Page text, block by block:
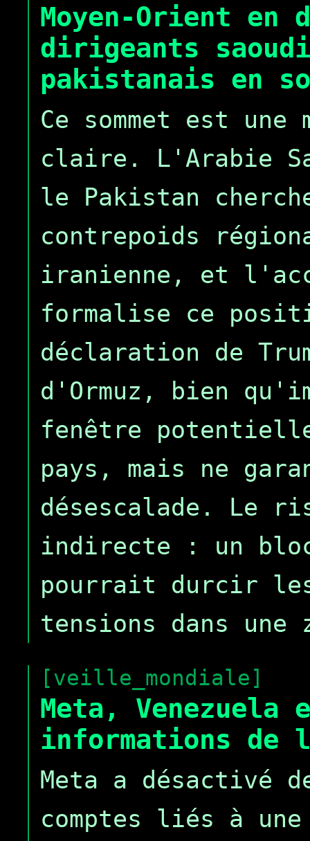
Moyen-Orient
dirigeants
pakistanais en
Ce sommet est
claire. L'Arabie
le Pakistan
contrepoids
iranienne, et
formalise ce
déclaration de
d'Ormuz, bien
fenêtre potentielle
pays, mais ne
désescalade. Le
indirecte : un
pourrait durcir
tensions dans
[veille_mondiale]
Meta,
informations de
Meta a désactivé
comptes liés à une